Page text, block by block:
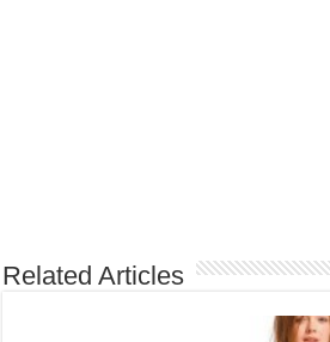
Related Articles